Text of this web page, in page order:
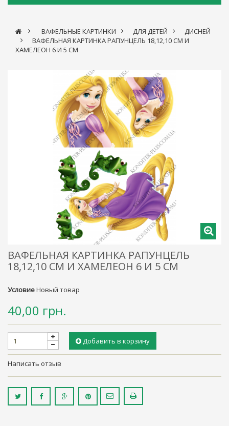
> ВАФЕЛЬНЫЕ КАРТИНКИ > ДЛЯ ДЕТЕЙ >
ДИСНЕЙ
>
ВАФЕЛЬНАЯ КАРТИНКА РАПУНЦЕЛЬ 18,12,10 СМ И
ХАМЕЛЕОН 6 И 5 СМ
ВАФЕЛЬНАЯ КАРТИНКА РАПУНЦЕЛЬ
18,12,10 СМ И ХАМЕЛЕОН 6 И 5 СМ
УсловиеНовый товар
40,00 грн.
Добавить в корзину
Написать отзыв